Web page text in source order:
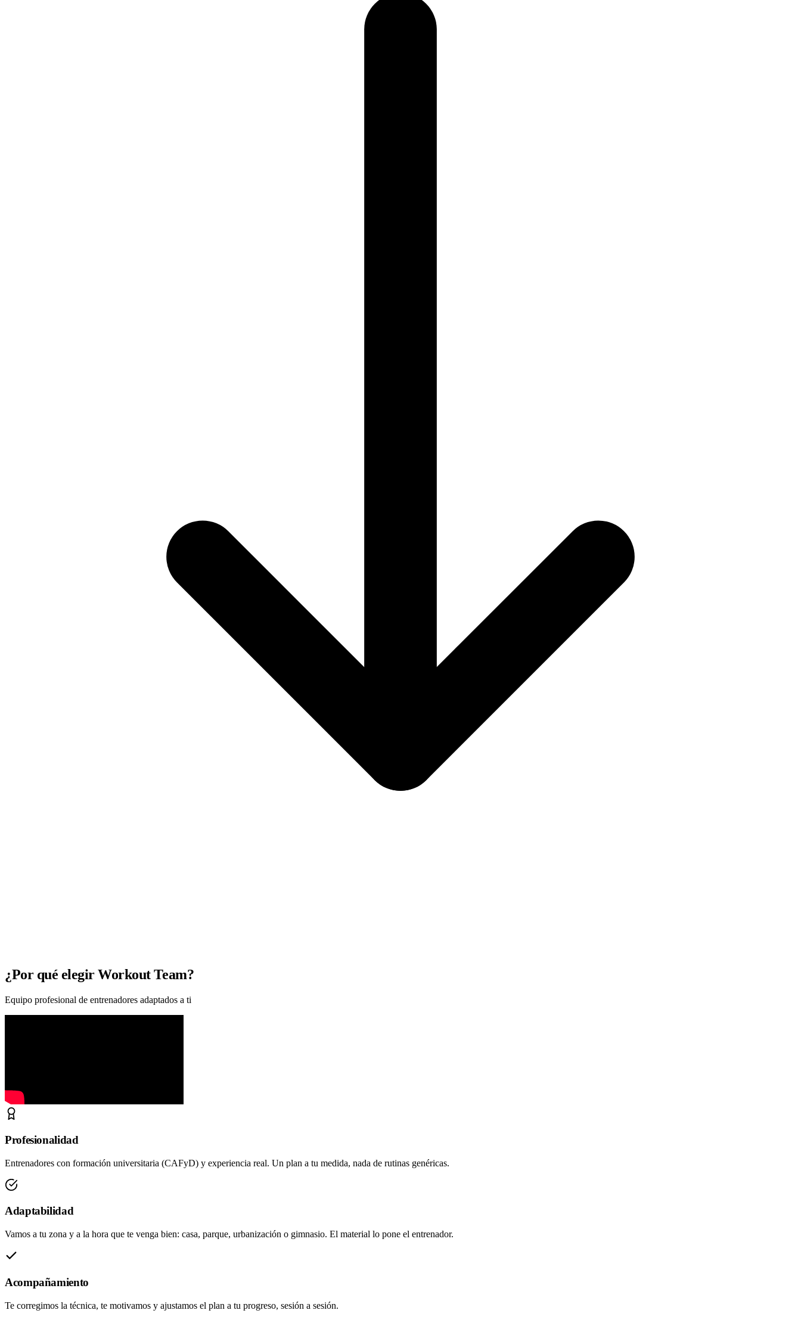
¿Por qué elegir Workout Team?
Equipo profesional de entrenadores adaptados a ti
Profesionalidad
Entrenadores con formación universitaria (CAFyD) y experiencia real. Un plan a tu medida, nada de rutinas genéricas.
Adaptabilidad
Vamos a tu zona y a la hora que te venga bien: casa, parque, urbanización o gimnasio. El material lo pone el entrenador.
Acompañamiento
Te corregimos la técnica, te motivamos y ajustamos el plan a tu progreso, sesión a sesión.